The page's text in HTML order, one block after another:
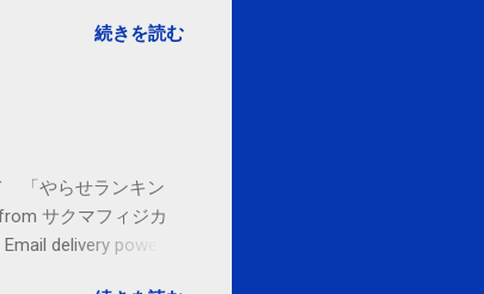
続きを読む
「やらせランキン
サクマフィジカ
delivery powered